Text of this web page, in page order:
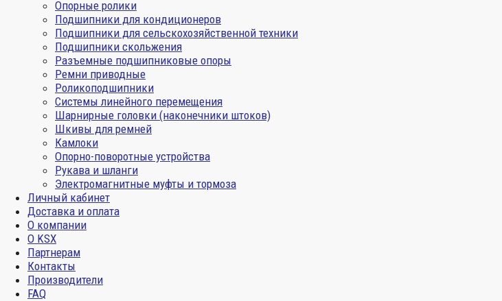
Опорные ролики
Подшипники для кондиционеров
Подшипники для сельскохозяйственной техники
Подшипники скольжения
Разъемные подшипниковые опоры
Ремни приводные
Роликоподшипники
Системы линейного перемещения
Шарнирные головки (наконечники штоков)
Шкивы для ремней
Камлоки
Опорно-поворотные устройства
Рукава и шланги
Электромагнитные муфты и тормоза
Личный кабинет
Доставка и оплата
О компании
О KSX
Партнерам
Контакты
Производители
FAQ